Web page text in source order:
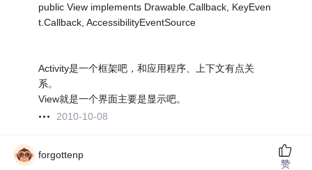
public View implements Drawable.Callback, KeyEven
t.Callback, AccessibilityEventSource
Activity是一个框架吧，和应用程序、上下文有点关
系。
View就是一个界面主要是显示吧。
2010-10-08
forgottenp
赞